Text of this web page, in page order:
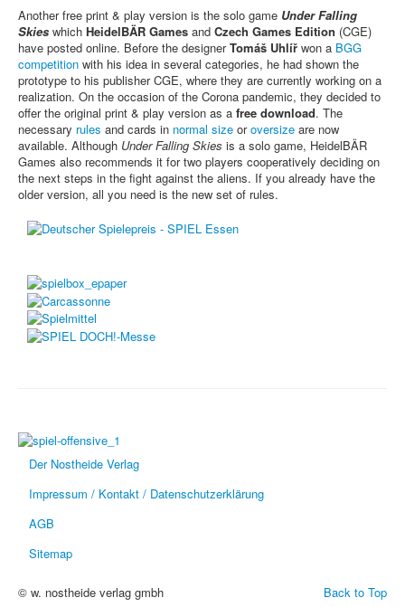
Another free print & play version is the solo game Under Falling
Skies which HeidelBÄR Games and Czech Games Edition (CGE)
have posted online. Before the designerTomáš Uhlíř won a BGG
competition with his idea in several categories, he had shown the
prototype to his publisher CGE, where they are currently working on a
realization. On the occasion of the Corona pandemic, they decided to
offer the original print & play version as a free download. The
necessary rules and cards in normal size oroversize are now
available. Although Under Falling Skies is a solo game, HeidelBÄR
Games also recommends it for two players cooperatively deciding on
the next steps in the fight against the aliens. If you already have the
older version, all you need is the new set of rules.
Der Nostheide Verlag
Impressum / Kontakt / Datenschutzerklärung
AGB
Sitemap
Back to Top
© w. nostheide verlag gmbh